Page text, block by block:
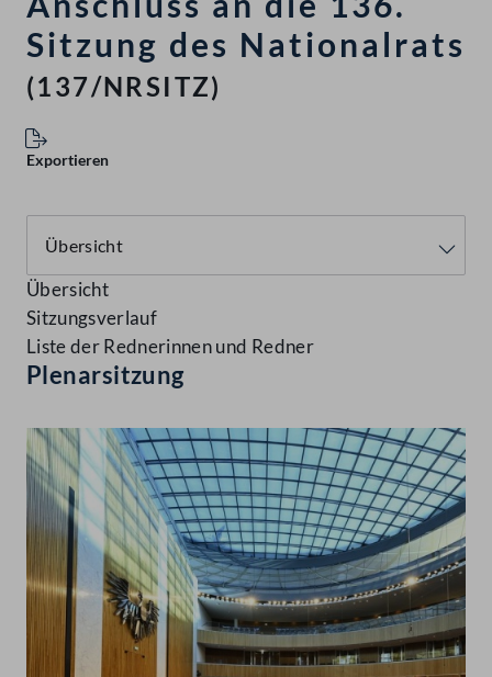
Sitzung des Nationalrats
(137/NRSITZ)
Exportieren
Übersicht
Sitzungsverlauf
Liste der Rednerinnen und Redner
Plenarsitzung